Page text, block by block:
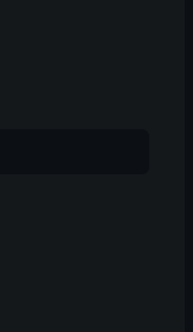
发或大量用户访
用户的访问延